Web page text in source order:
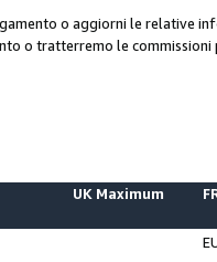
o aggiorni le relative
o tratterremo le
UK Maximum